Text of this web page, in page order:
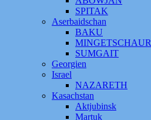
SPITAK
Aserbaidschan
BAKU
MINGETSCHAUR
SUMGAIT
Georgien
Israel
NAZARETH
Kasachstan
Aktjubinsk
Martuk